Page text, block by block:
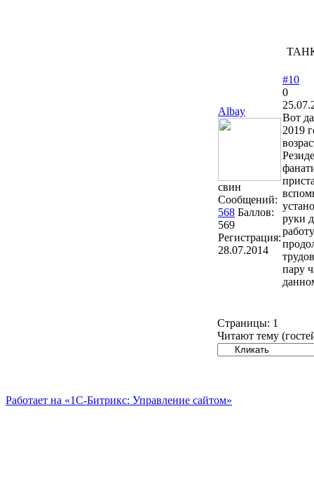
Albay
свин
Сообщений:
568 Баллов:
569
Регистрация:
28.07.2014
#10
0
Вот
2019
руки
пару
Страницы: 1
Читают тему
Работает на «1С-Битрикс: Управление сайтом»